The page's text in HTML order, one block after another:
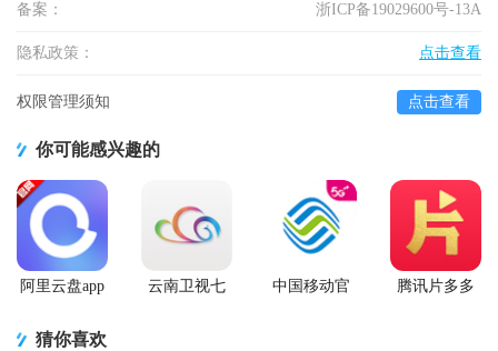
备案： 浙ICP备19029600号-13A
隐私政策： 点击查看
权限管理须知 点击查看
你可能感兴趣的
阿里云盘app
云南卫视七
中国移动官
腾讯片多多
猜你喜欢